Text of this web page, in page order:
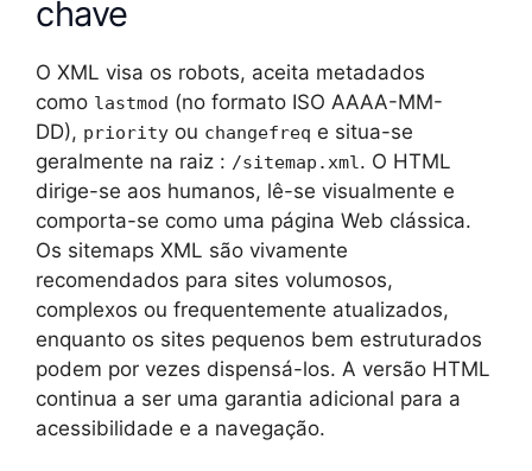
chave
O XML visa os robots, aceita metadados
como lastmod (no formato ISO AAAA-MM-
DD), priority ou changefreq e situa-se
geralmente na raiz : /sitemap.xml. O HTML
dirige-se aos humanos, lê-se visualmente e
comporta-se como uma página Web clássica.
Os sitemaps XML são vivamente
recomendados para sites volumosos,
complexos ou frequentemente atualizados,
enquanto os sites pequenos bem estruturados
podem por vezes dispensá-los. A versão HTML
continua a ser uma garantia adicional para a
acessibilidade e a navegação.